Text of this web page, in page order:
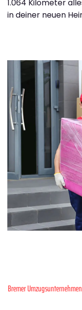
1.064 Kilometer
in deiner neuen
Bremer Umzugsunternehmen